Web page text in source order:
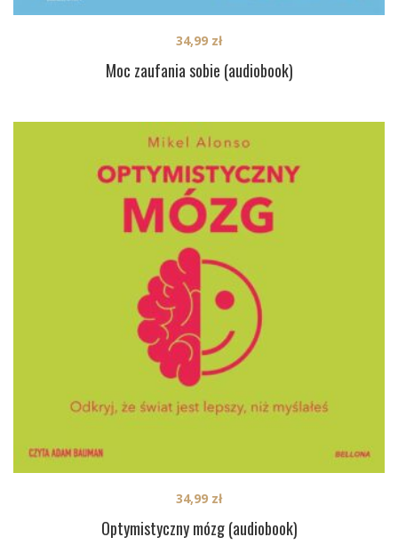
Moc zaufania sobie (audiobook)
34,99 zł
Optymistyczny mózg (audiobook)
34,99 zł